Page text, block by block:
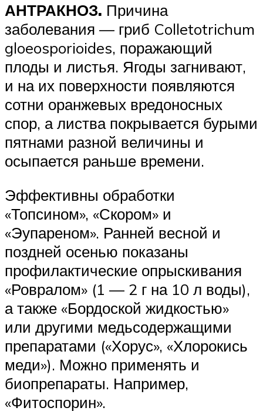
АНТРАКНОЗ. Причина
заболевания — гриб Colletotrichum
gloeosporioides, поражающий
плоды и листья. Ягоды загнивают,
и на их поверхности появляются
сотни оранжевых вредоносных
спор, а листва покрывается бурыми
пятнами разной величины и
осыпается раньше времени.
Эффективны обработки
«Топсином», «Скором» и
«Эупареном». Ранней весной и
поздней осенью показаны
профилактические опрыскивания
«Ровралом» (1 — 2 г на 10 л воды),
а также «Бордоской жидкостью»
или другими медьсодержащими
препаратами («Хорус», «Хлорокись
меди»). Можно применять и
биопрепараты. Например,
«Фитоспорин».